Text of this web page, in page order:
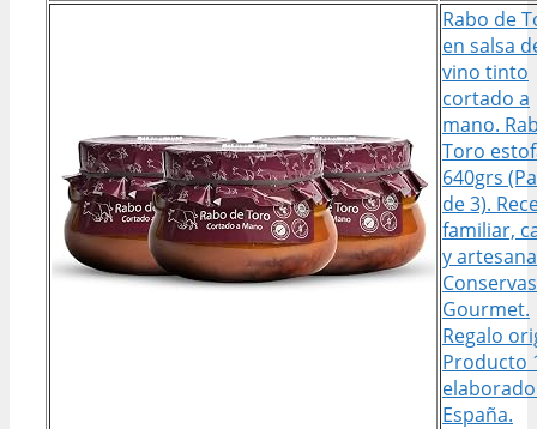
Rabo de
en salsa
vino tinto
cortado a
mano.
Toro
640grs
de 3).
familiar,
y
Conservas
Gourmet.
Regalo
Producto
España.